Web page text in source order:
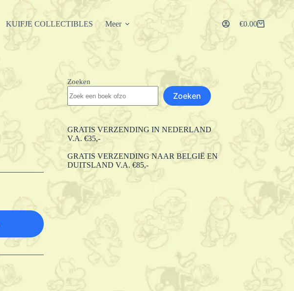
KUIFJE COLLECTIBLES Meer Winkelwagen
€0.00
Zoeken
Zoeken
GRATIS VERZENDING IN NEDERLAND
V.A. €35,-
GRATIS VERZENDING NAAR BELGIË EN
DUITSLAND V.A. €85,-